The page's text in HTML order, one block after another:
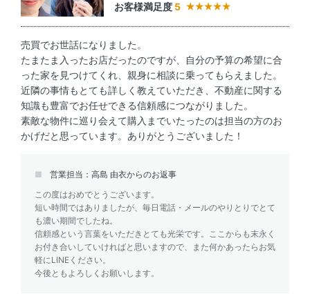
お客様満足度 5
売買でお世話になりました。
たまたま入ったお店だったのですが、自分の予算の希望に合
った家を見つけてくれ、親身に相談に乗ってもらえました。
近隣の事情もとても詳しく教えていただき、不動産に関する
知識も豊富でお任せできる信頼感につながりました。
素敵な物件に巡り会えて購入までいたったのは担当の方のお
かげだと思っています。ありがとうございました！
営業担当：高島 由衣からのお返事
この度はおめでとうございます。
短い時間ではありましたが、毎日電話・メールのやりとりでとて
も濃い期間でしたね。
信頼感という言葉をいただきとても光栄です。ここからも末永く
お付き合いしていければと思いますので、また何かあったらお気
軽にLINEください。
今後ともよろしくお願いします。